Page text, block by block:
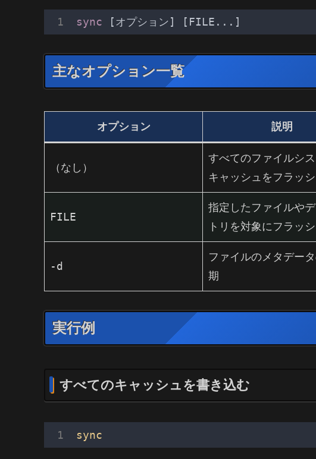
sync [オプション] [FILE...]
主なオプション一覧
オプション 説明
（なし）
すべてのファイルシ
キャッシュをフラッ
FILE
指定したファイルや
トリを対象にフラッ
-d
ファイルのメタデー
期
実行例
すべてのキャッシュを書き込む
sync